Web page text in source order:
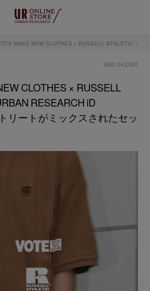
MAKE NEW CLOTHES × RUSSELL ATHLETIC ×
AUG 04,2020
CLOTHES × RUSSELL
RESEARCH iD
リートがミックスされたセッ